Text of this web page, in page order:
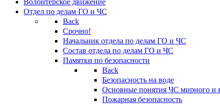
Волонтерское движение
Отдел по делам ГО и ЧС
Back
Срочно!
Начальник отдела по делам ГО и ЧС
Состав отдела по делам ГО и ЧС
Памятки по безопасности
Back
Безопасность на воде
Основные понятия ЧС мирного и
Пожарная безопасность